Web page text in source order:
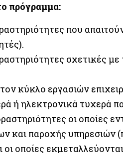
πρόγραμμα:
που
σχετικές
κύκλο εργασιών
ή ηλεκτρονικά τυχερά
οι οποίες
και παροχής
οι οποίες